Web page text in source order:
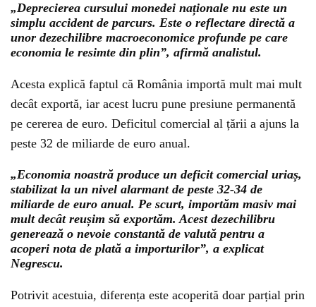
„Deprecierea cursului monedei naționale nu este un
simplu accident de parcurs. Este o reflectare directă a
unor dezechilibre macroeconomice profunde pe care
economia le resimte din plin”, afirmă analistul.
Acesta explică faptul că România importă mult mai mult
decât exportă, iar acest lucru pune presiune permanentă
pe cererea de euro. Deficitul comercial al țării a ajuns la
peste 32 de miliarde de euro anual.
„Economia noastră produce un deficit comercial uriaș,
stabilizat la un nivel alarmant de peste 32-34 de
miliarde de euro anual. Pe scurt, importăm masiv mai
mult decât reușim să exportăm. Acest dezechilibru
generează o nevoie constantă de valută pentru a
acoperi nota de plată a importurilor”, a explicat
Negrescu.
Potrivit acestuia, diferența este acoperită doar parțial prin